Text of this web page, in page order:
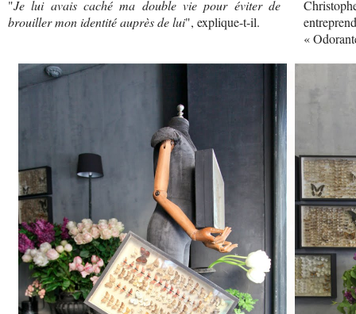
"Je lui avais caché ma double vie pour éviter de
brouiller mon identité auprès de lui", explique-t-il.
«